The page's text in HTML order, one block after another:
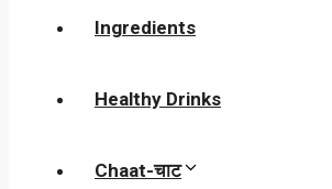
Ingredients
Healthy Drinks
Chaat-चाट